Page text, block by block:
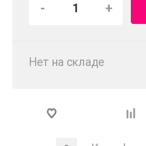
- +
Нет на складе